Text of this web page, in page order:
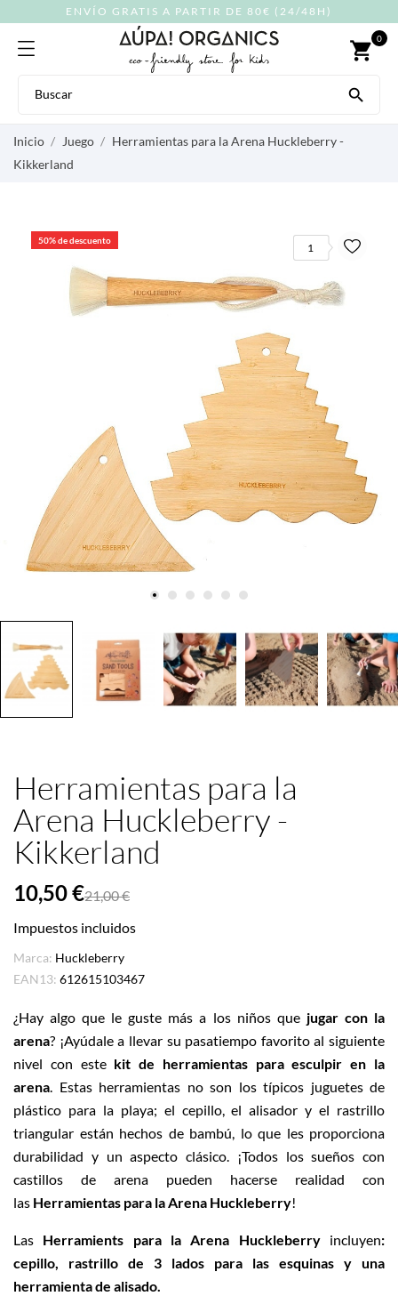
ENVÍO GRATIS A PARTIR DE 80€ (24/48H)
shopping_cart 0

Inicio Juego
Herramientas para la Arena Huckleberry -
Kikkerland
50% de descuento
1
Herramientas para la
Arena Huckleberry -
Kikkerland
10,50 €21,00 €
Impuestos incluidos
Marca: Huckleberry
EAN13: 612615103467
¿Hay algo que le guste más a los niños que jugar con la
arena? ¡Ayúdale a llevar su pasatiempo favorito al siguiente
nivel con este kit de herramientas para esculpir en la
arena. Estas herramientas no son los típicos juguetes de
plástico para la playa; el cepillo, el alisador y el rastrillo
triangular están hechos de bambú, lo que les proporciona
durabilidad y un aspecto clásico. ¡Todos los sueños con
castillos de arena pueden hacerse realidad con
las Herramientas para la Arena Huckleberry!
Las Herramients para la Arena Huckleberry incluyen:
cepillo, rastrillo de 3 lados para las esquinas y una
herramienta de alisado.